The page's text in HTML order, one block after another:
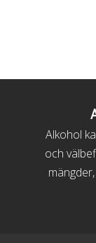
Alkohol
och